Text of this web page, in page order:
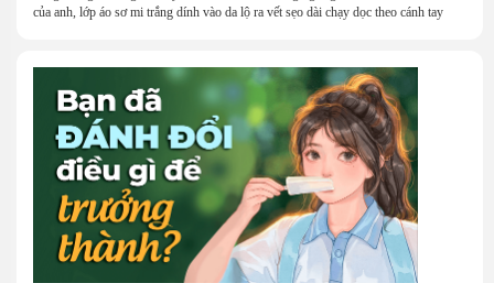
của anh, lớp áo sơ mi trắng dính vào da lộ ra vết sẹo dài chạy dọc theo cánh tay